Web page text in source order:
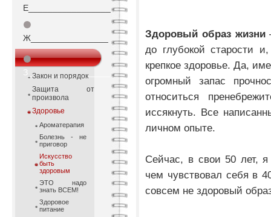
Е_________________
⚫
Ж________________
⚫
З_________________
Закон и порядок
Защита от
произвола
Здоровье
Ароматерапия
Болезнь - не
приговор
Искусство
быть
здоровым
ЭТО надо
знать ВСЕМ!
Здоровое
питание
Здоровый образ жизни
до глубокой старости
крепкое здоровье. Да,
огромный запас
относиться
иссякнуть. Все
личном опыте.
Сейчас, в свои 50 лет,
чем чувствовал себя в
совсем не здоровый